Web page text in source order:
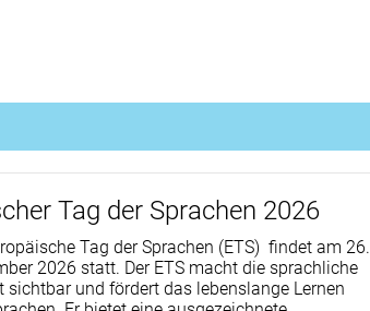
Tag der Sprachen 2026
Tag der Sprachen (ETS) findet am 26.
2026 statt. Der ETS macht die sprachliche
sichtbar und fördert das lebenslange Lernen